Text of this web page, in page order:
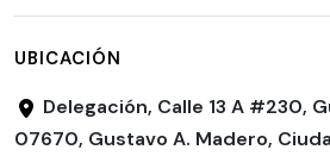
UBICACIÓN
Delegación, Calle 13 A #230,
07670, Gustavo A. Madero,